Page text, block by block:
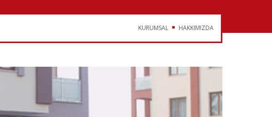
KURUMSAL HAKKIMIZDA